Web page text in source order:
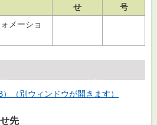
せ
号
メーショ
（別ウィンドウが開きます）
先